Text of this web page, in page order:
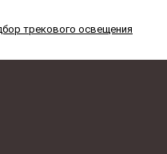
трекового освещения